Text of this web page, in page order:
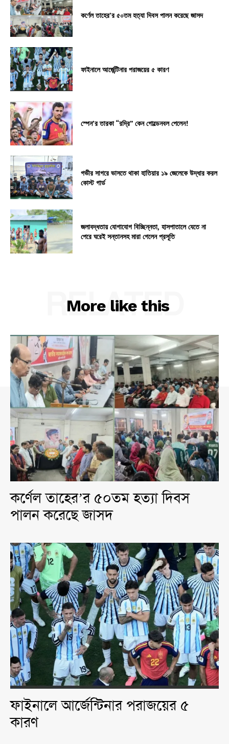
কর্ণেল তাহের’র ৫০তম হত্যা দিবস পালন করেছে জাসদ
ফাইনালে আর্জেন্টিনার পরাজয়ের ৫ কারণ
স্পেন’র তারকা “রদ্রি” কেন গোল্ডেনবল পেলেন!
গভীর সাগরে ভাসতে থাকা হাতিয়ার ১৯ জেলেকে উদ্ধার করল
কোস্ট গার্ড
জলাবদ্ধতায় যোগাযোগ বিচ্ছিন্নতা, হাসপাতালে যেতে না
পেরে ঘরেই সন্তানসহ মারা গেলেন প্রসূতি
More like this
RELATED
কর্ণেল তাহের’র ৫০তম হত্যা দিবস
পালন করেছে জাসদ
ফাইনালে আর্জেন্টিনার পরাজয়ের ৫
কারণ